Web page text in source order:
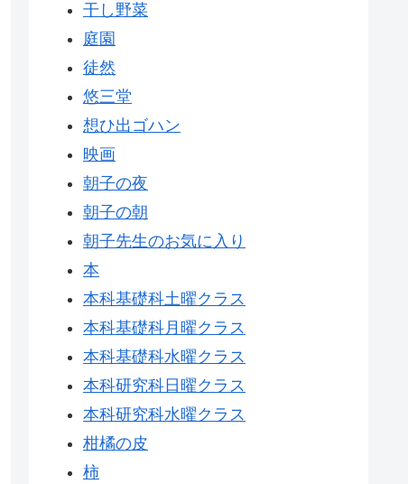
干し野菜
庭園
徒然
悠三堂
想ひ出ゴハン
映画
朝子の夜
朝子の朝
朝子先生のお気に入り
本
本科基礎科土曜クラス
本科基礎科月曜クラス
本科基礎科水曜クラス
本科研究科日曜クラス
本科研究科水曜クラス
柑橘の皮
柿